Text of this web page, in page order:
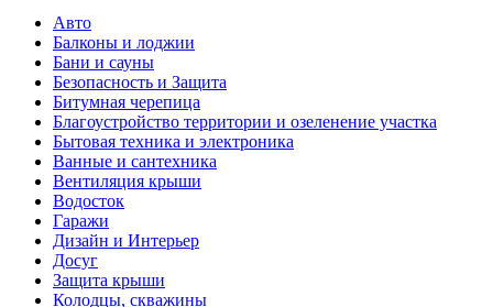
Авто
Балконы и лоджии
Бани и сауны
Безопасность и Защита
Битумная черепица
Благоустройство территории и озеленение участка
Бытовая техника и электроника
Ванные и сантехника
Вентиляция крыши
Водосток
Гаражи
Дизайн и Интерьер
Досуг
Защита крыши
Колодцы, скважины